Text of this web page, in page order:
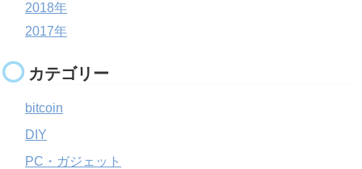
2018年
2017年
カテゴリー
bitcoin
DIY
PC・ガジェット